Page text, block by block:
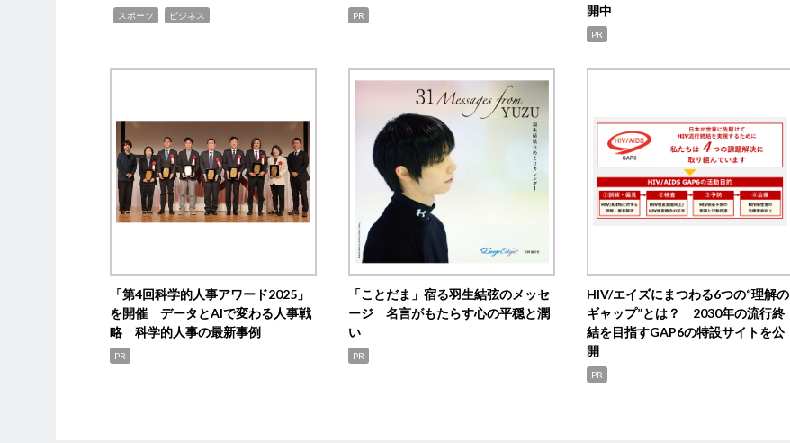
スポーツ ビジネス PR
開中
PR
「第4回科学的人事アワード2025」
を開催 データとAIで変わる人事戦
略 科学的人事の最新事例
PR
「ことだま」宿る羽生結弦のメッセ
ージ 名言がもたらす心の平穏と潤
い
PR
HIV/エイズにまつわる6つの“理解の
ギャップ”とは？ 2030年の流行終
結を目指すGAP6の特設サイトを公
開
PR